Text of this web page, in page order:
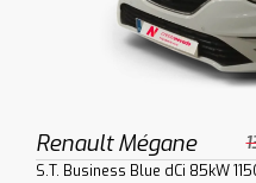
Renault Mégane
S.T. Business Blue dCi 85kW